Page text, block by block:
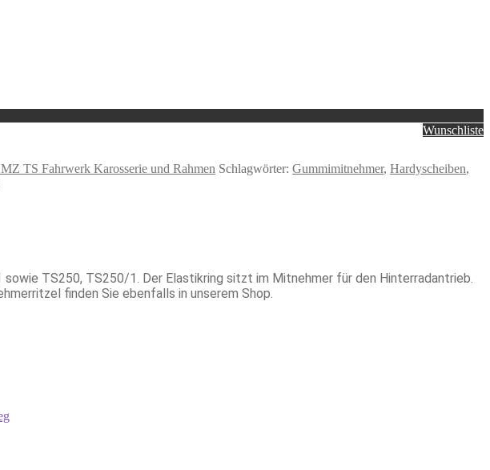
Wunschliste
TS Fahrwerk Karosserie und Rahmen Schlagwörter: Gummimitnehmer, Hardyscheiben,
TS250, TS250/1. Der Elastikring sitzt im Mitnehmer für den Hinterradantrieb.
finden Sie ebenfalls in unserem Shop.